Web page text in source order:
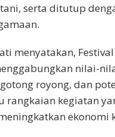
serta ditutup
menyatakan,
nilai-
royong, dan
rangkaian kegiatan
ekonomi